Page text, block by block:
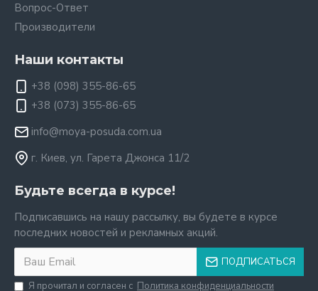
Вопрос-Ответ
Производители
Наши контакты
+38 (098) 355-86-65
+38 (073) 355-86-65
info@moya-posuda.com.ua
г. Киев, ул. Гарета Джонса 11/2
Будьте всегда в курсе!
Подписавшись на нашу рассылку, вы будете в курсе
последних новостей и рекламных акций.
ПОДПИСАТЬСЯ
Я прочитал и согласен с Политика конфиденциальности